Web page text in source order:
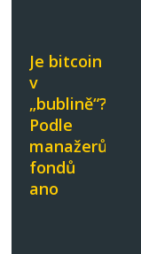
Je bitcoin
v
„bublině“?
Podle
manažerů
fondů
ano